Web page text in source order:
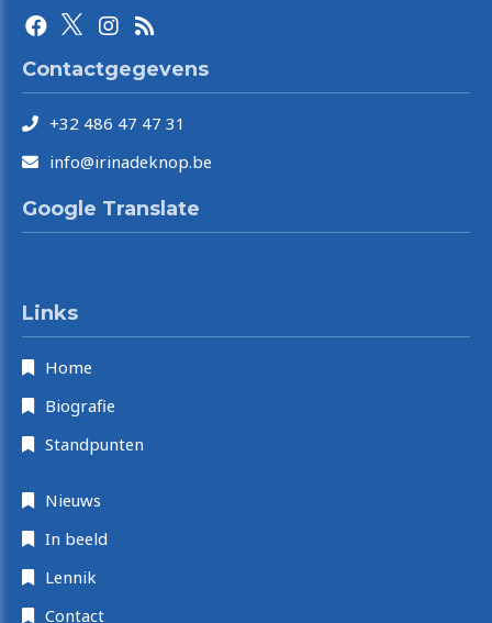
Contactgegevens
+32 486 47 47 31
info@irinadeknop.be
Google Translate
Links
Home
Biografie
Standpunten
Nieuws
In beeld
Lennik
Contact